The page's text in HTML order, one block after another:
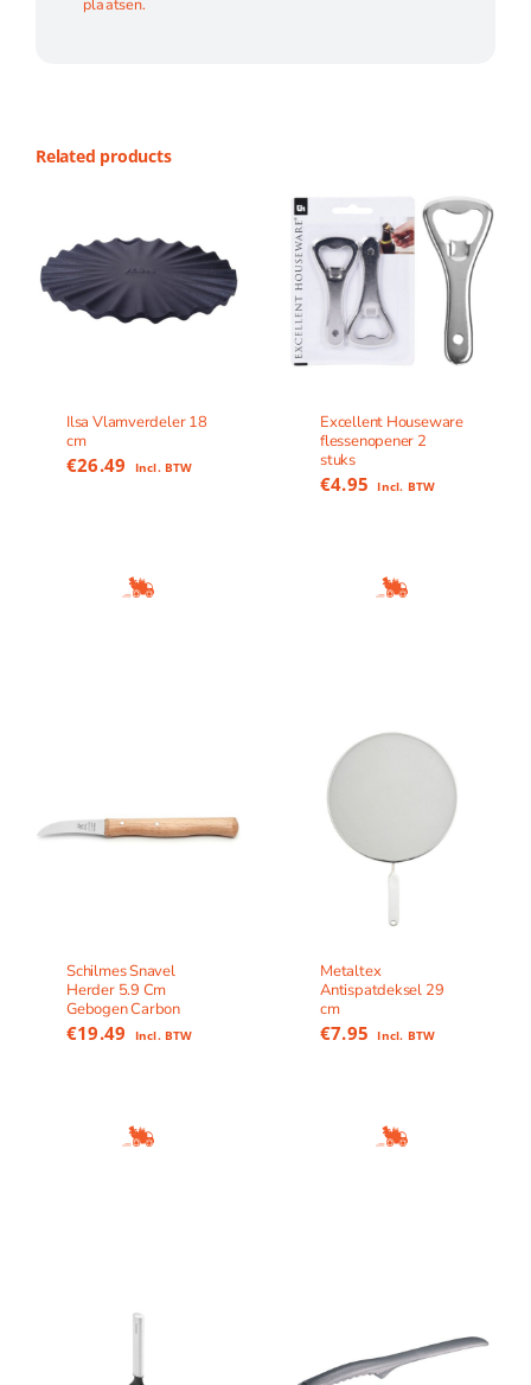
Related products
Ilsa Vlamverdeler 18
cm
€26.49 Incl. BTW
Excellent Houseware
flessenopener 2
stuks
€4.95 Incl. BTW
Schilmes Snavel
Herder 5.9 Cm
Gebogen Carbon
€19.49 Incl. BTW
Metaltex
Antispatdeksel 29
cm
€7.95 Incl. BTW